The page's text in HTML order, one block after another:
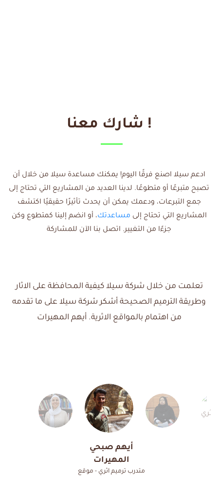
! شارك معنا
ادعم سيلا اصنع فرقًا اليوم! يمكنك مساعدة سيلا من خلال أن
تصبح متبرعًا أو متطوعًا. لدينا العديد من المشاريع التي تحتاج إلى
جمع التبرعات، ودعمك يمكن أن يحدث تأثيرًا حقيقيًا اكتشف
المشاريع التي تحتاج إلى مساعدتك، أو انضم إلينا كمتطوع وكن
جزءًا من التغيير. اتصل بنا الآن للمشاركة
تعلمت من خلال شركة سيلا كيفية المحافظة على الاثار
وطريقة الترميم الصحيحة أشكر شركة سيلا على ما تقدمه
من اهتمام بالمواقع الاثرية. أيهم المهيرات
أيهم صبحي
المهيرات
متدرب ترميم اثري - موقع